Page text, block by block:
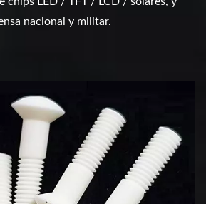
nacional y militar.